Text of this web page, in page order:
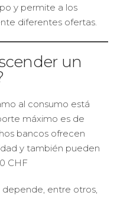
y permite a los
diferentes ofertas.
un
al consumo está
máximo es de
bancos ofrecen
y también pueden
CHF
entre otros,